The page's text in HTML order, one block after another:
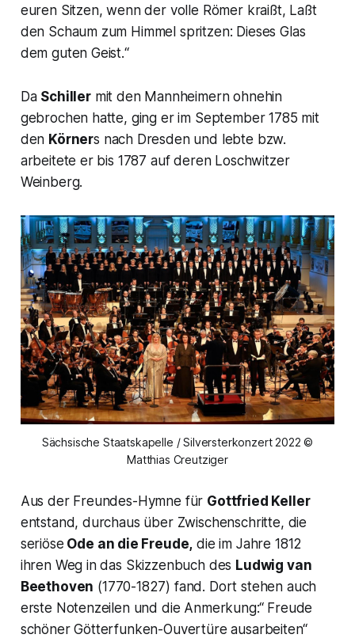
euren Sitzen, wenn der volle Römer kraißt, Laßt
den Schaum zum Himmel sprit­zen: Dieses Glas
dem guten Geist.“
Da Schillermit den Mannheimern ohnehin
gebrochen hatte, ging er im September 1785 mit
den Körners nach Dresden und lebte bzw.
arbeitete er bis 1787 auf deren Loschwitzer
Weinberg.
Sächsische Staatskapelle / Silversterkonzert 2022 ©
Matthias Creutziger
Aus der Freundes-Hymne für Gottfried Keller
entstand, durchaus über Zwischenschritte, die
seriöse Ode an die Freude, die im Jahre 1812
ihren Weg in das Skizzenbuch des Ludwig van
Beethoven (1770-1827) fand. Dort stehen auch
erste Notenzeilen und die Anmerkung:“ Freude
schöner Götterfunken-Ouvertüre ausarbeiten“